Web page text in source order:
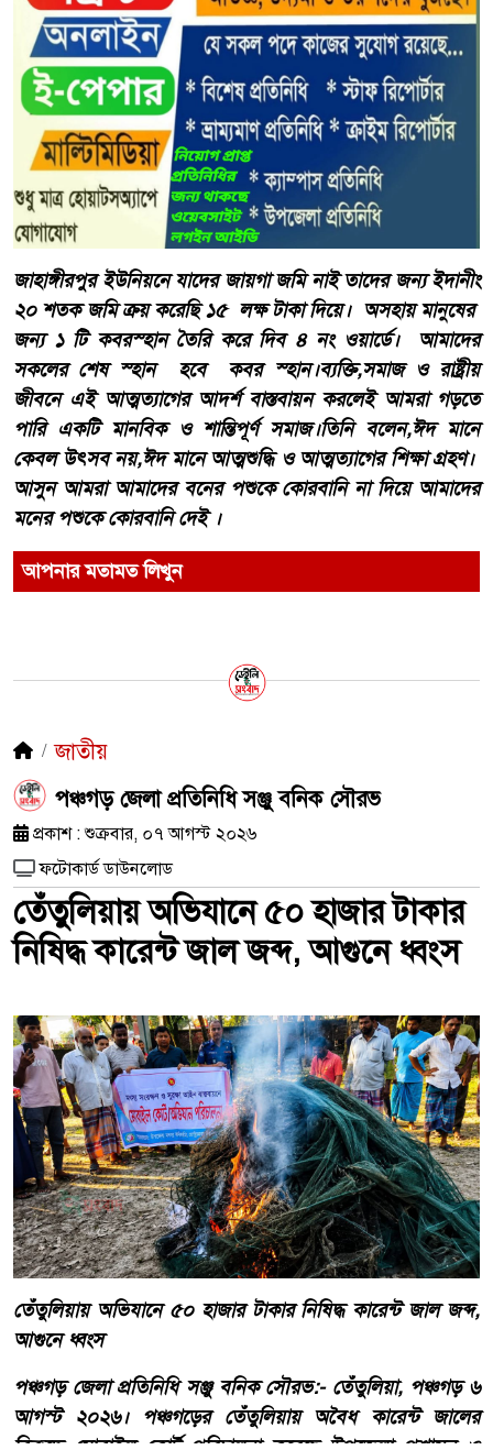
জাহাঙ্গীরপুর ইউনিয়নে যাদের জায়গা জমি নাই তাদের জন্য ইদানীং
২০ শতক জমি ক্রয় করেছি ১৫ লক্ষ টাকা দিয়ে। অসহায় মানুষের
জন্য ১ টি কবরস্হান তৈরি করে দিব ৪ নং ওয়ার্ডে। আমাদের
সকলের শেষ স্হান হবে কবর স্হান।ব্যক্তি,সমাজ ও রাষ্ট্রীয়
জীবনে এই আত্মত্যাগের আদর্শ বাস্তবায়ন করলেই আমরা গড়তে
পারি একটি মানবিক ও শান্তিপূর্ণ সমাজ।তিনি বলেন,ঈদ মানে
কেবল উৎসব নয়,ঈদ মানে আত্মশুদ্ধি ও আত্মত্যাগের শিক্ষা গ্রহণ।
আসুন আমরা আমাদের বনের পশুকে কোরবানি না দিয়ে আমাদের
মনের পশুকে কোরবানি দেই ।
আপনার মতামত লিখুন
জাতীয়
পঞ্চগড় জেলা প্রতিনিধি সঞ্জু বনিক সৌরভ
প্রকাশ : শুক্রবার, ০৭ আগস্ট ২০২৬
ফটোকার্ড ডাউনলোড
তেঁতুলিয়ায় অভিযানে ৫০ হাজার টাকার
নিষিদ্ধ কারেন্ট জাল জব্দ, আগুনে ধ্বংস
তেঁতুলিয়ায় অভিযানে ৫০ হাজার টাকার নিষিদ্ধ কারেন্ট জাল জব্দ,
আগুনে ধ্বংস
পঞ্চগড় জেলা প্রতিনিধি সঞ্জু বনিক সৌরভ:- তেঁতুলিয়া, পঞ্চগড় ৬
আগস্ট ২০২৬। পঞ্চগড়ের তেঁতুলিয়ায় অবৈধ কারেন্ট জালের